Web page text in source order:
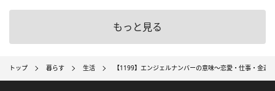
もっと見る
トップ 暮らす 生活 【1199】エンジェルナンバーの意味～恋愛・仕事・金運～